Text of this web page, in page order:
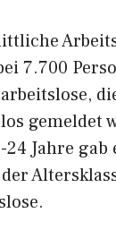
7.700
gemeldet
Jahre gab